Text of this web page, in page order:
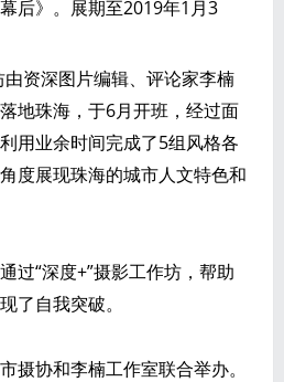
后》。展期至2019年1月3
资深图片编辑、评论家李楠
地珠海，于6月开班，经过面
用业余时间完成了5组风格各
度展现珠海的城市人文特色和
“深度+”摄影工作坊，帮助
了自我突破。
协和李楠工作室联合举办。